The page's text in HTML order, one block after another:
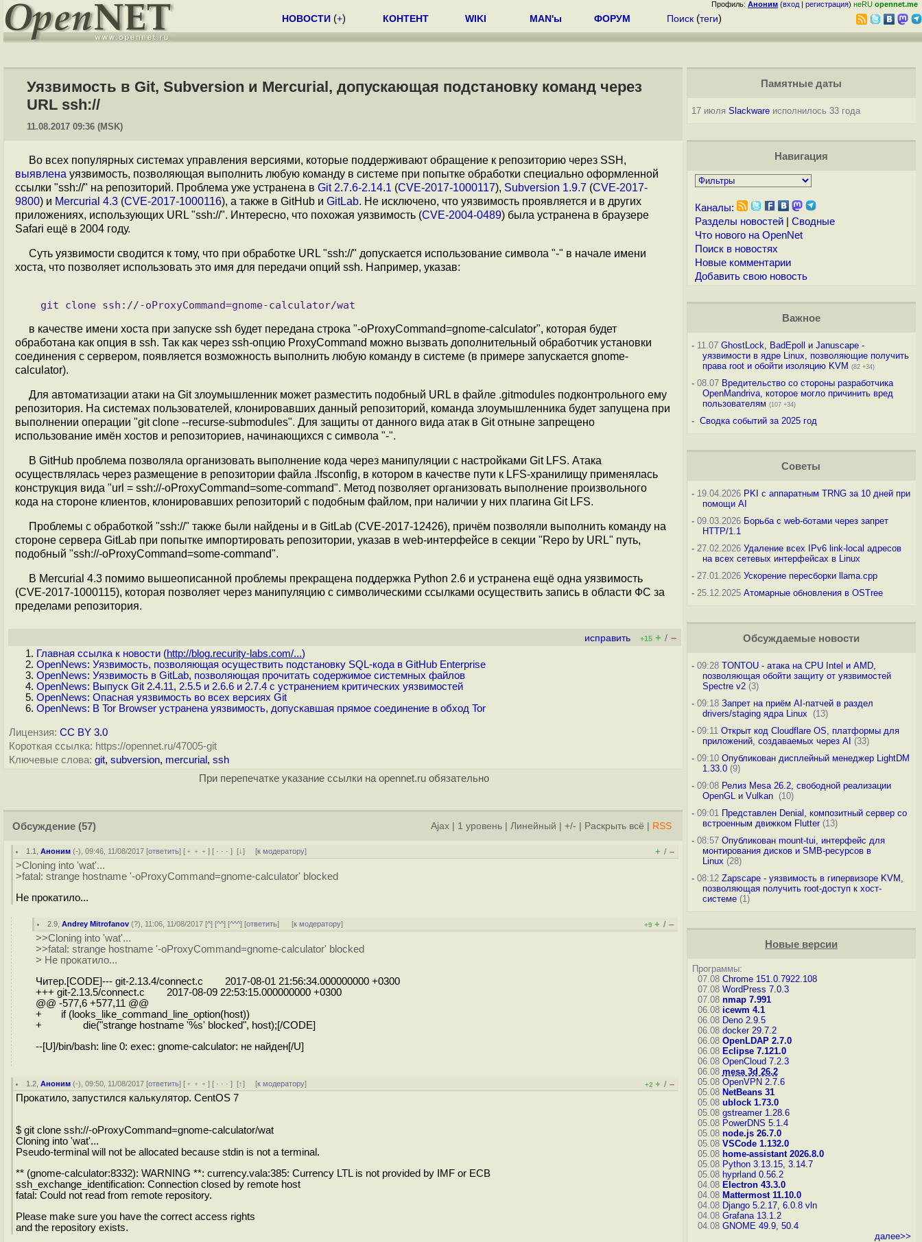
Профиль: Аноним (вход | регистрация) неRU opennet.me
НОВОСТИ (+) КОНТЕНТ WIKI MAN'ы ФОРУМ Поиск (теги)
Уязвимость в Git, Subversion и Mercurial, допускающая подстановку команд через
URL ssh://
11.08.2017 09:36 (MSK)
Во всех популярных системах управления версиями, которые поддерживают обращение к репозиторию через SSH,
выявлена уязвимость, позволяющая выполнить любую команду в системе при попытке обработки специально оформленной
ссылки "ssh://" на репозиторий. Проблема уже устранена в Git 2.7.6-2.14.1 (CVE-2017-1000117), Subversion 1.9.7 (CVE-2017-
9800) и Mercurial 4.3 (CVE-2017-1000116), а также в GitHub и GitLab. Не исключено, что уязвимость проявляется и в других
приложениях, использующих URL "ssh://". Интересно, что похожая уязвимость (CVE-2004-0489) была устранена в браузере
Safari ещё в 2004 году.
Суть уязвимости сводится к тому, что при обработке URL "ssh://" допускается использование символа "-" в начале имени
хоста, что позволяет использовать это имя для передачи опций ssh. Например, указав:
в качестве имени хоста при запуске ssh будет передана строка "-oProxyCommand=gnome-calculator", которая будет
обработана как опция в ssh. Так как через ssh-опцию ProxyCommand можно вызвать дополнительный обработчик установки
соединения с сервером, появляется возможность выполнить любую команду в системе (в примере запускается gnome-
calculator).
Для автоматизации атаки на Git злоумышленник может разместить подобный URL в файле .gitmodules подконтрольного ему
репозитория. На системах пользователей, клонировавших данный репозиторий, команда злоумышленника будет запущена при
выполнении операции "git clone --recurse-submodules". Для защиты от данного вида атак в Git отныне запрещено
использование имён хостов и репозиториев, начинающихся с символа "-".
В GitHub проблема позволяла организовать выполнение кода через манипуляции с настройками Git LFS. Атака
осуществлялась через размещение в репозитории файла .lfsconfig, в котором в качестве пути к LFS-хранилищу применялась
конструкция вида "url = ssh://-oProxyCommand=some-command". Метод позволяет организовать выполнение произвольного
кода на стороне клиентов, клонировавших репозиторий с подобным файлом, при наличии у них плагина Git LFS.
Проблемы с обработкой "ssh://" также были найдены и в GitLab (CVE-2017-12426), причём позволяли выполнить команду на
стороне сервера GitLab при попытке импортировать репозитории, указав в web-интерфейсе в секции "Repo by URL" путь,
подобный "ssh://-oProxyCommand=some-command".
В Mercurial 4.3 помимо вышеописанной проблемы прекращена поддержка Python 2.6 и устранена ещё одна уязвимость
(CVE-2017-1000115), которая позволяет через манипуляцию с символическими ссылками осуществить запись в области ФС за
пределами репозитория.
исправить +15 + / –
Главная ссылка к новости (http://blog.recurity-labs.com/...)
OpenNews: Уязвимость, позволяющая осуществить подстановку SQL-кода в GitHub Enterprise
OpenNews: Уязвимость в GitLab, позволяющая прочитать содержимое системных файлов
OpenNews: Выпуск Git 2.4.11, 2.5.5 и 2.6.6 и 2.7.4 с устранением критических уязвимостей
OpenNews: Опасная уязвимость во всех версиях Git
OpenNews: В Tor Browser устранена уязвимость, допускавшая прямое соединение в обход Tor
Лицензия: CC BY 3.0
Короткая ссылка: https://opennet.ru/47005-git
Ключевые слова: git, subversion, mercurial , ssh
При перепечатке указание ссылки на opennet.ru обязательно
Обсуждение (57) Ajax 1 уровень Линейный +/- Раскрыть всё RSS
1.1 ,Аноним (-), 09:46, 11/08/2017 [ответить] [ ﹢﹢﹢] [ · · ·][↓] [к модератору] + / –
>Cloning into 'wat'...
>fatal: strange hostname '-oProxyCommand=gnome-calculator' blocked
Не прокатило...
2.9 ,Andrey Mitrofanov (?), 11:06, 11/08/2017 [^] [^^] [^^^] [ответить] [к модератору] +9 + / –
>>Cloning into 'wat'...
>>fatal: strange hostname '-oProxyCommand=gnome-calculator' blocked
> Не прокатило...
Читер.[CODE]--- git-2.13.4/connect.c 2017-08-01 21:56:34.000000000 +0300
+++ git-2.13.5/connect.c 2017-08-09 22:53:15.000000000 +0300
@@ -577,6 +577,11 @@
+ if (looks_like_command_line_option(host))
+ die("strange hostname '%s' blocked", host);[/CODE]
--[U]/bin/bash: line 0: exec: gnome-calculator: не найден[/U]
1.2 ,Аноним (-), 09:50, 11/08/2017 [ответить] [ ﹢﹢﹢] [ · · ·][↑] [к модератору] +2 + / –
Прокатило, запустился калькулятор. CentOS 7
$ git clone ssh://-oProxyCommand=gnome-calculator/wat
Cloning into 'wat'...
Pseudo-terminal will not be allocated because stdin is not a terminal.
** (gnome-calculator:8332): WARNING **: currency.vala:385: Currency LTL is not provided by IMF or ECB
ssh_exchange_identification: Connection closed by remote host
fatal: Could not read from remote repository.
Please make sure you have the correct access rights
and the repository exists.
Памятные даты
17 июля Slackwareисполнилось 33 года
Навигация
Каналы:
Разделы новостей| Сводные
Что нового на OpenNet
Поиск в новостях
Новые комментарии
Добавить свою новость
Важное
-11.07 GhostLock, BadEpoll и Januscape -
уязвимости в ядре Linux, позволяющие получить
права root и обойти изоляцию KVM (82 +34)
-08.07 Вредительство со стороны разработчика
OpenMandriva, которое могло причинить вред
пользователям (107 +34)
- Сводка событий за 2025 год
Советы
-19.04.2026 PKI с аппаратным TRNG за 10 дней при
помощи AI
-09.03.2026 Борьба с web-ботами через запрет
HTTP/1.1
-27.02.2026 Удаление всех IPv6 link-local адресов
на всех сетевых интерфейсах в Linux
-27.01.2026 Ускорение пересборки llama.cpp
-25.12.2025 Атомарные обновления в OSTree
Обсуждаемые новости
-09:28 TONTOU - атака на CPU Intel и AMD,
позволяющая обойти защиту от уязвимостей
Spectre v2(3)
-09:18 Запрет на приём AI-патчей в раздел
drivers/staging ядра Linux
(13)
-09:11 Открыт код Cloudflare OS, платформы для
приложений, создаваемых через AI (33)
-09:10 Опубликован дисплейный менеджер LightDM
1.33.0(9)
-09:08 Релиз Mesa 26.2, свободной реализации
OpenGL и Vulkan (10)
-09:01 Представлен Denial, композитный сервер со
встроенным движком Flutter(13)
-08:57 Опубликован mount-tui, интерфейс для
монтирования дисков и SMB-ресурсов в
Linux (28)
-08:12 Zapscape - уязвимость в гипервизоре KVM,
позволяющая получить root-доступ к хост-
системе(1)
Новые версии
Программы:
07.08 Chrome 151.0.7922.108
07.08 WordPress 7.0.3
07.08 nmap 7.991
06.08 icewm 4.1
06.08 Deno 2.9.5
06.08 docker 29.7.2
06.08 OpenLDAP 2.7.0
06.08 Eclipse 7.121.0
06.08 OpenCloud 7.2.3
06.08 mesa 3d 26.2
05.08 OpenVPN 2.7.6
05.08 NetBeans 31
05.08 ublock 1.73.0
05.08 gstreamer 1.28.6
05.08 PowerDNS 5.1.4
05.08 node.js 26.7.0
05.08 VSCode 1.132.0
05.08 home-assistant 2026.8.0
05.08 Python 3.13.15, 3.14.7
05.08 hyprland 0.56.2
04.08 Electron 43.3.0
04.08 Mattermost 11.10.0
04.08 Django 5.2.17, 6.0.8 vln
04.08 Grafana 13.1.2
04.08 GNOME 49.9, 50.4
далее>>